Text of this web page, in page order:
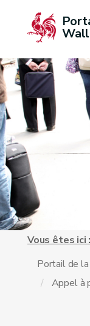
Vous êtes ici :
Portail de
Appel à